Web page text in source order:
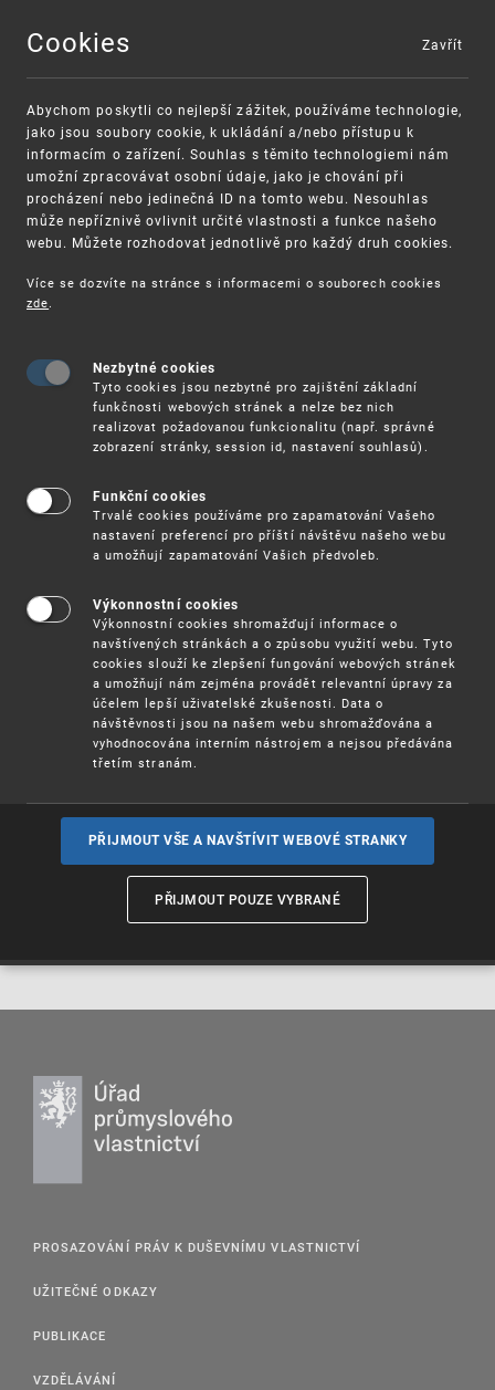
MENU
UPV
27.4. – Online seminář: Databáze
„Madrid Monitor"
Úřad průmyslového vlastnictví pořádá pro
Madrid Monitor
. V průběhu semináře se
účastníci seznámí s obsahem a základními
funkcionalitami databáze.
Účast na semináři jezdarma .
Více informací(pdf, 140 kB)
Pro účast na semináři není třeba instalovat žádný
speciální software. Budete potřebovat pouze
Google Chrome nebo Microsoft Edge a sluchátka
s mikrofonem.
REGISTRUJTE SE, prosím, prostřednictvím
Semináře
PROSAZOVÁNÍ PRÁV K DUŠEVNÍMU VLASTNICTVÍ
UŽITEČNÉ ODKAZY
PUBLIKACE
VZDĚLÁVÁNÍ
Cookies
Abychom poskytli co nejlepší zážitek, používáme technologie,
jako jsou soubory cookie, k ukládání a/nebo přístupu k
informacím o zařízení. Souhlas s těmito technologiemi nám
umožní zpracovávat osobní údaje, jako je chování při
procházení nebo jedinečná ID na tomto webu. Nesouhlas
může nepříznivě ovlivnit určité vlastnosti a funkce našeho
webu. Můžete rozhodovat jednotlivě pro každý druh cookies.
Více se dozvíte na stránce s informacemi o souborech cookies
zde.
Nezbytné cookies
Tyto cookies jsou nezbytné pro zajištění základní
funkčnosti webových stránek a nelze bez nich
realizovat požadovanou funkcionalitu (např. správné
zobrazení stránky, session id, nastavení souhlasů).
Funkční cookies
Trvalé cookies používáme pro zapamatování Vašeho
nastavení preferencí pro příští návštěvu našeho webu
a umožňují zapamatování Vašich předvoleb.
Výkonnostní cookies
Výkonnostní cookies shromažďují informace o
navštívených stránkách a o způsobu využití webu. Tyto
cookies slouží ke zlepšení fungování webových stránek
a umožňují nám zejména provádět relevantní úpravy za
účelem lepší uživatelské zkušenosti. Data o
návštěvnosti jsou na našem webu shromažďována a
vyhodnocována interním nástrojem a nejsou předávána
třetím stranám.
PŘIJMOUT VŠE A NAVŠTÍVIT WEBOVÉ STRANKY
PŘIJMOUT POUZE VYBRANÉ
Zavřít